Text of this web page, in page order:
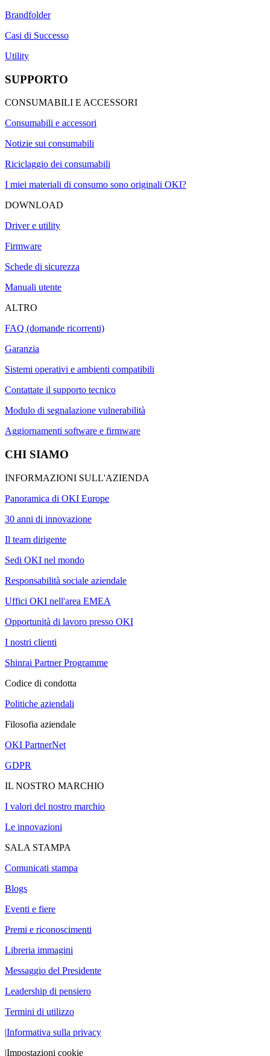
Brandfolder
Casi di Successo
Utility
SUPPORTO
CONSUMABILI E ACCESSORI
Consumabili e accessori
Notizie sui consumabili
Riciclaggio dei consumabili
I miei materiali di consumo sono originali OKI?
DOWNLOAD
Driver e utility
Firmware
Schede di sicurezza
Manuali utente
ALTRO
FAQ (domande ricorrenti)
Garanzia
Sistemi operativi e ambienti compatibili
Contattate il supporto tecnico
Modulo di segnalazione vulnerabilità
Aggiornamenti software e firmware
CHI SIAMO
INFORMAZIONI SULL'AZIENDA
Panoramica di OKI Europe
30 anni di innovazione
Il team dirigente
Sedi OKI nel mondo
Responsabilità sociale aziendale
Uffici OKI nell'area EMEA
Opportunità di lavoro presso OKI
I nostri clienti
Shinrai Partner Programme
Codice di condotta
Politiche aziendali
Filosofia aziendale
OKI PartnerNet
GDPR
IL NOSTRO MARCHIO
I valori del nostro marchio
Le innovazioni
SALA STAMPA
Comunicati stampa
Blogs
Eventi e fiere
Premi e riconoscimenti
Libreria immagini
Messaggio del Presidente
Leadership di pensiero
Termini di utilizzo
|Informativa sulla privacy
|Impostazioni cookie